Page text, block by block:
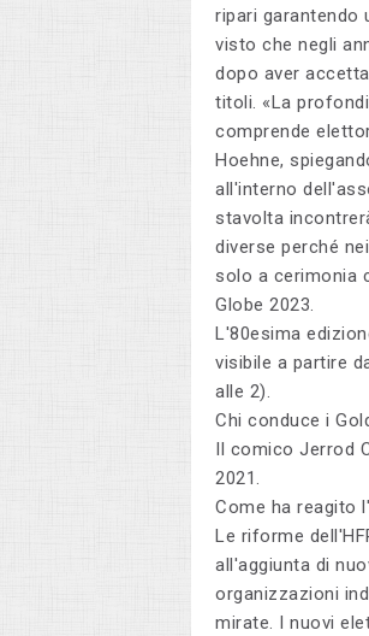
ripari garantendo
visto che negli
dopo aver
titoli. «La
comprende
Hoehne,
all'interno
stavolta
diverse perché
solo a cerimonia
Globe 2023.
L'80esima
visibile a partire
alle 2).
Chi conduce i
Il comico Jerrod
2021.
Come ha reagito
Le riforme
all'aggiunta di
organizzazioni
mirate. I nuovi